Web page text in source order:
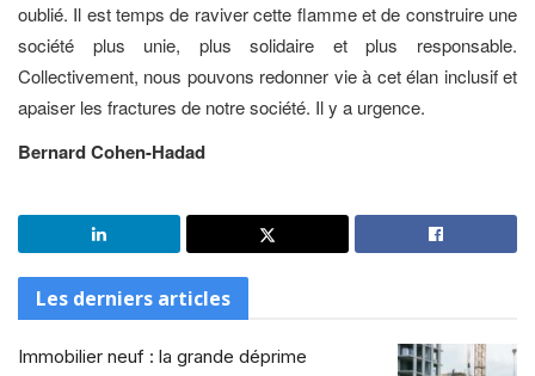
oublié. Il est temps de raviver cette flamme et de construire une
société plus unie, plus solidaire et plus responsable.
Collectivement, nous pouvons redonner vie à cet élan inclusif et
apaiser les fractures de notre société. Il y a urgence.
Bernard Cohen-Hadad
Les derniers articles
Immobilier neuf : la grande déprime